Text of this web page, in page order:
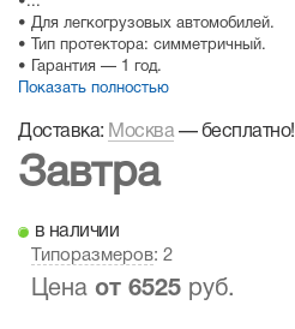
• Для легкогрузовых автомобилей.
• Тип протектора: симметричный.
• Гарантия — 1 год.
Показать полностью
Доставка: Москва— бесплатно!
Завтра
в наличии
Типоразмеров: 2
Цена от 6525 руб.